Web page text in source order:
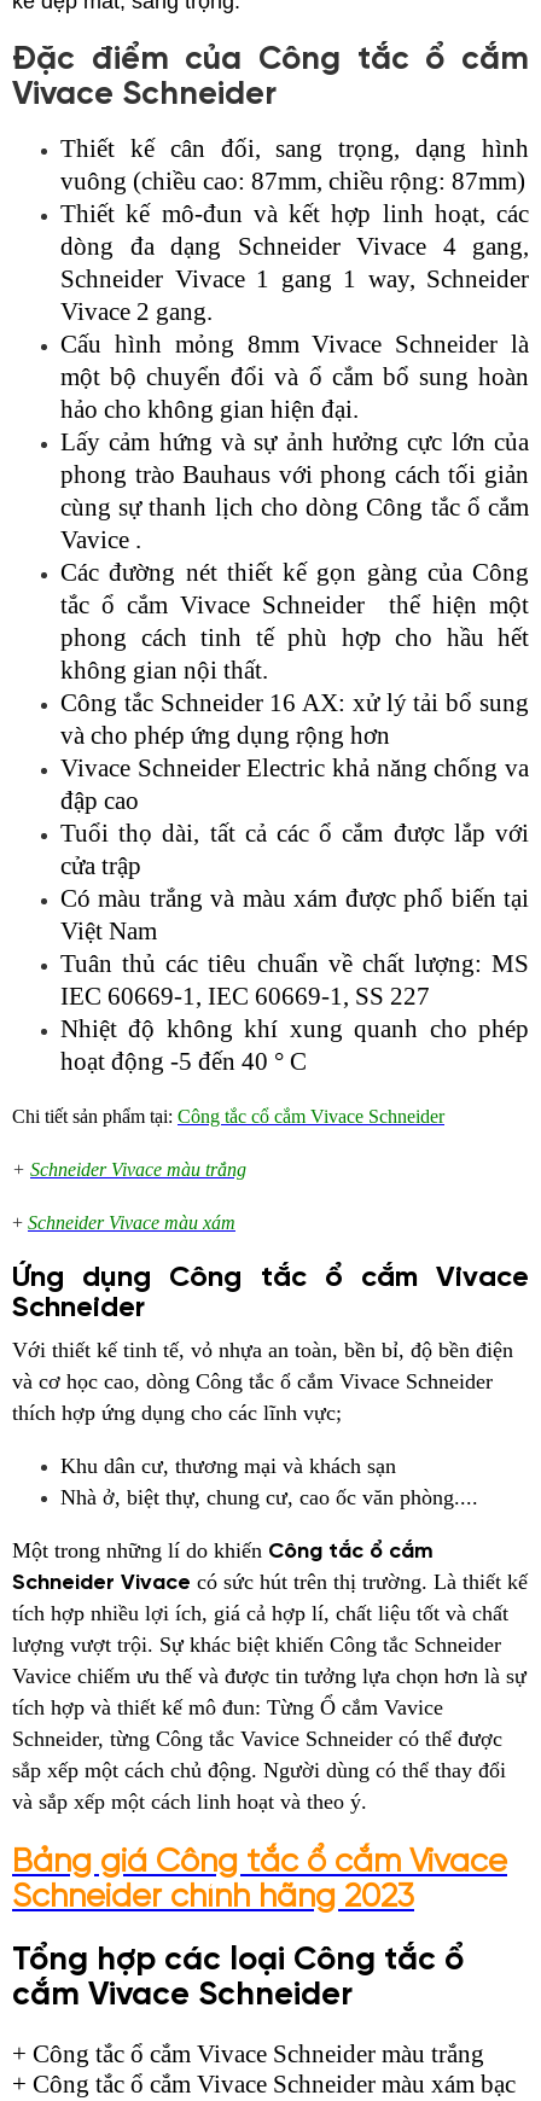
Đặc điểm của Công tắc ổ cắm
Vivace Schneider
Thiết kế cân đối, sang trọng, dạng hình
vuông (chiều cao: 87mm, chiều rộng: 87mm)
Thiết kế mô-đun và kết hợp linh hoạt, các
dòng đa dạng Schneider Vivace 4 gang,
Schneider Vivace 1 gang 1 way, Schneider
Vivace 2 gang.
Cấu hình mỏng 8mm Vivace Schneider là
một bộ chuyển đổi và ổ cắm bổ sung hoàn
hảo cho không gian hiện đại.
Lấy cảm hứng và sự ảnh hưởng cực lớn của
phong trào Bauhaus với phong cách tối giản
cùng sự thanh lịch cho dòng Công tắc ổ cắm
Vavice .
Các đường nét thiết kế gọn gàng của Công
tắc ổ cắm Vivace Schneider thể hiện một
phong cách tinh tế phù hợp cho hầu hết
không gian nội thất.
Công tắc Schneider 16 AX: xử lý tải bổ sung
và cho phép ứng dụng rộng hơn
Vivace Schneider Electric khả năng chống va
đập cao
Tuổi thọ dài, tất cả các ổ cắm được lắp với
cửa trập
Có màu trắng và màu xám được phổ biến tại
Việt Nam
Tuân thủ các tiêu chuẩn về chất lượng: MS
IEC 60669-1, IEC 60669-1, SS 227
Nhiệt độ không khí xung quanh cho phép
hoạt động -5 đến 40 ° C
Chi tiết sản phẩm tại: Công tắc cổ cắm Vivace Schneider
+ Schneider Vivace màu trắng
+ Schneider Vivace màu xám
Ứng dụng Công tắc ổ cắm Vivace
Schneider
Với thiết kế tinh tế, vỏ nhựa an toàn, bền bỉ, độ bền điện
và cơ học cao, dòng Công tắc ổ cắm Vivace Schneider
thích hợp ứng dụng cho các lĩnh vực;
Khu dân cư, thương mại và khách sạn
Nhà ở, biệt thự, chung cư, cao ốc văn phòng....
Một trong những lí do khiến Công tắc ổ cắm
Schneider Vivace có sức hút trên thị trường. Là thiết kế
tích hợp nhiều lợi ích, giá cả hợp lí, chất liệu tốt và chất
lượng vượt trội. Sự khác biệt khiến Công tắc Schneider
Vavice chiếm ưu thế và được tin tưởng lựa chọn hơn là sự
tích hợp và thiết kế mô đun: Từng Ổ cắm Vavice
Schneider, từng Công tắc Vavice Schneider có thể được
sắp xếp một cách chủ động. Người dùng có thể thay đổi
và sắp xếp một cách linh hoạt và theo ý.
Bảng giá Công tắc ổ cắm Vivace
Schneider chính hãng 2023
Tổng hợp các loại Công tắc ổ
cắm Vivace Schneider
+ Công tắc ổ cắm Vivace Schneider màu trắng
+ Công tắc ổ cắm Vivace Schneider màu xám bạc